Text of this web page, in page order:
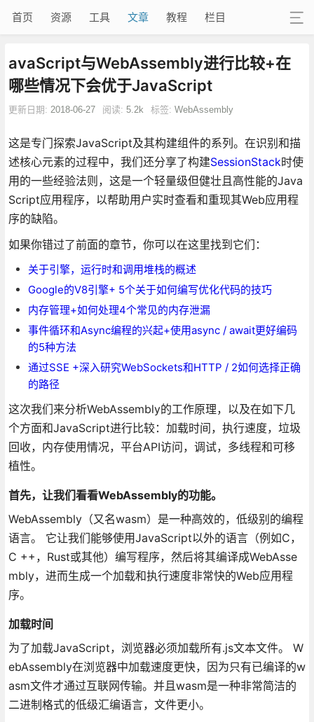
首页 资源 工具 文章 教程 栏目
avaScript与WebAssembly进行比较+在
哪些情况下会优于JavaScript
更新日期: 2018-06-27 阅读: 5.2k 标签: WebAssembly
这是专门探索JavaScript及其构建组件的系列。在识别和描
述核心元素的过程中，我们还分享了构建SessionStack时使
用的一些经验法则，这是一个轻量级但健壮且高性能的Java
Script应用程序，以帮助用户实时查看和重现其Web应用程
序的缺陷。
如果你错过了前面的章节，你可以在这里找到它们：
关于引擎，运行时和调用堆栈的概述
Google的V8引擎+ 5个关于如何编写优化代码的技巧
内存管理+如何处理4个常见的内存泄漏
事件循环和Async编程的兴起+使用async / await更好编码
的5种方法
通过SSE +深入研究WebSockets和HTTP / 2如何选择正确
的路径
这次我们来分析WebAssembly的工作原理，以及在如下几
个方面和JavaScript进行比较：加载时间，执行速度，垃圾
回收，内存使用情况，平台API访问，调试，多线程和可移
植性。
首先，让我们看看WebAssembly的功能。
WebAssembly（又名wasm）是一种高效的，低级别的编程
语言。 它让我们能够使用JavaScript以外的语言（例如C，
C ++，Rust或其他）编写程序，然后将其编译成WebAsse
mbly，进而生成一个加载和执行速度非常快的Web应用程
序。
加载时间
为了加载JavaScript，浏览器必须加载所有.js文本文件。 W
ebAssembly在浏览器中加载速度更快，因为只有已编译的w
asm文件才通过互联网传输。并且wasm是一种非常简洁的
二进制格式的低级汇编语言，文件更小。